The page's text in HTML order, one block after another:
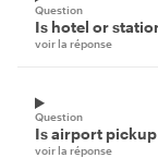
Question
Is hotel or
voir la réponse
Question
Is airport
voir la réponse